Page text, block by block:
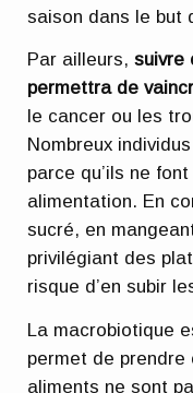
saison dans le but
Par ailleurs,suivre
permettra de
le cancer ou les
Nombreux
parce qu’ils ne
alimentation. En
sucré, en
privilégiant des
risque d’en subir
La macrobiotique
permet de prendre
aliments ne sont